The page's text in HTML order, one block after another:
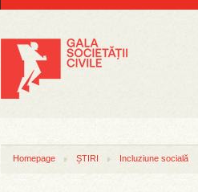
Homepage ȘTIRI Incluziune socială